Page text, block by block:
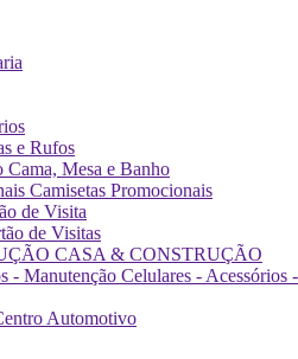
e Rufos
Cama, Mesa e Banho
Camisetas Promocionais
de Visita
de Visitas
CASA & CONSTRUÇÃO
Celulares - Acessórios -
Automotivo